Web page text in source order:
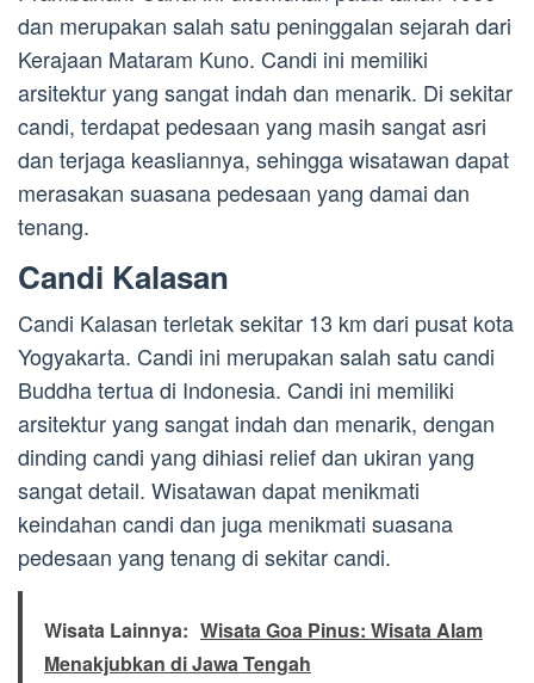
dan merupakan salah satu peninggalan sejarah dari
Kerajaan Mataram Kuno. Candi ini memiliki
arsitektur yang sangat indah dan menarik. Di sekitar
candi, terdapat pedesaan yang masih sangat asri
dan terjaga keasliannya, sehingga wisatawan dapat
merasakan suasana pedesaan yang damai dan
tenang.
Candi Kalasan
Candi Kalasan terletak sekitar 13 km dari pusat kota
Yogyakarta. Candi ini merupakan salah satu candi
Buddha tertua di Indonesia. Candi ini memiliki
arsitektur yang sangat indah dan menarik, dengan
dinding candi yang dihiasi relief dan ukiran yang
sangat detail. Wisatawan dapat menikmati
keindahan candi dan juga menikmati suasana
pedesaan yang tenang di sekitar candi.
Wisata Lainnya: Wisata Goa Pinus: Wisata Alam
Menakjubkan di Jawa Tengah